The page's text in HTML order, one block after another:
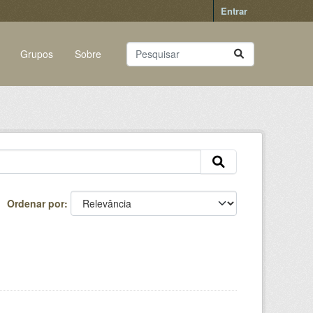
Entrar
Grupos Sobre
Ordenar por